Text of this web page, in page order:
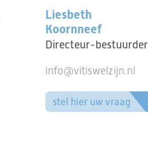
Liesbeth
Koornneef
Directeur-bestuurder
info@vitiswelzijn.nl
stel hier uw vraag